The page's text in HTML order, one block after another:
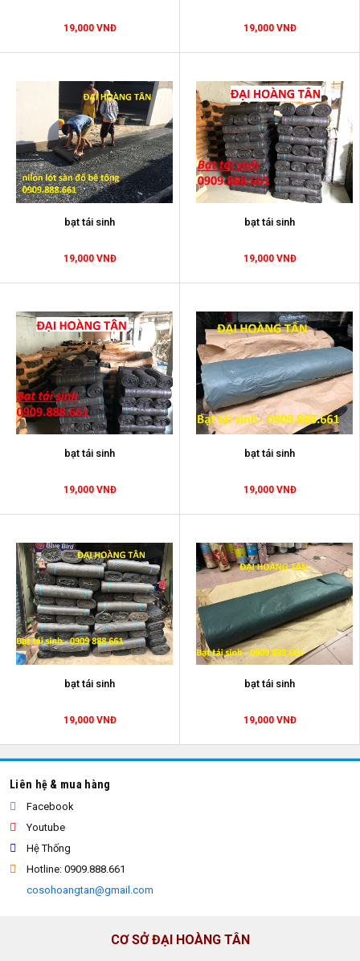
19,000 VNĐ 19,000 VNĐ
bạt tái sinh
19,000 VNĐ
bạt tái sinh
19,000 VNĐ
bạt tái sinh
19,000 VNĐ
bạt tái sinh
19,000 VNĐ
bạt tái sinh
19,000 VNĐ
bạt tái sinh
19,000 VNĐ
Liên hệ & mua hàng
Facebook
Youtube
Hệ Thống
Hotline: 0909.888.661
cosohoangtan@gmail.com
CƠ SỞ ĐẠI HOÀNG TÂN